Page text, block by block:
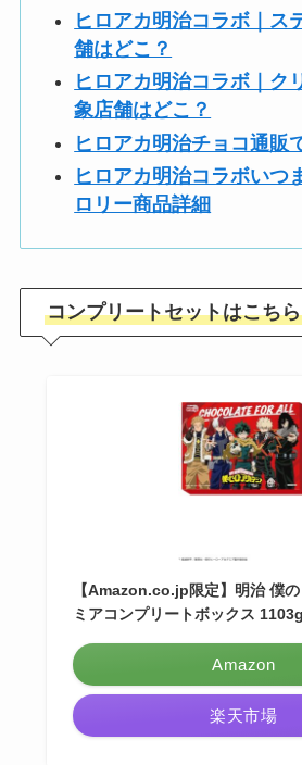
ヒロアカ明治コラボ｜ス
舗はどこ？
ヒロアカ明治コラボ｜ク
象店舗はどこ？
ヒロアカ明治チョコ通販
ヒロアカ明治コラボいつ
ロリー商品詳細
コンプリートセットはこち
【Amazon.co.jp限定】明治 僕
ミアコンプリートボックス
Amazon
楽天市場